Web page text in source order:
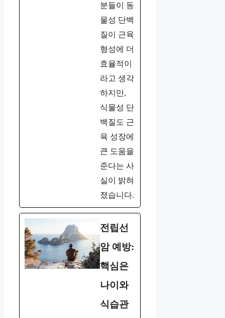
분들이 동
물성 단백
질이 근육
형성에 더
효율적이
라고 생각
하지만,
식물성 단
백질도 근
육 성장에
큰 도움을
준다는 사
실이 밝혀
졌습니다.
전립선
암 예방:
핵심은
나이와
식습관